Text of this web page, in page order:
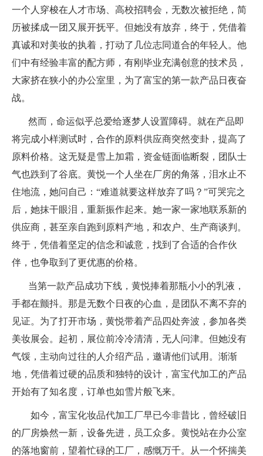
一个人穿梭在人才市场、高校招聘会，无数次被拒绝，简
历被揉成一团又展开抚平。但她没有放弃，终于，凭借着
真诚和对美妆的执着，打动了几位志同道合的年轻人。他
们中有经验丰富的配方师，有刚毕业充满创意的技术员，
大家挤在狭小的办公室里，为了富宝的第一款产品日夜奋
战。
然而，命运似乎总爱给逐梦人设置障碍。就在产品即
将完成小样测试时，合作的原料供应商突然变卦，提高了
原料价格。这无疑是雪上加霜，资金链面临断裂，团队士
气也跌到了谷底。黄悦一个人坐在厂房的角落，泪水止不
住地流，她问自己：“难道就要这样放弃了吗？”可哭完之
后，她抹干眼泪，重新振作起来。她一家一家地联系新的
供应商，甚至亲自跑到原料产地，和农户、生产商谈判。
终于，凭借着坚定的信念和诚意，找到了合适的合作伙
伴，也争取到了更优惠的价格。
当第一款产品成功下线，黄悦捧着那瓶小小的乳液，
手都在颤抖。那是无数个日夜的心血，是团队不离不弃的
见证。为了打开市场，黄悦带着产品四处奔波，参加各类
美妆展会。起初，展位前冷冷清清，无人问津。但她没有
气馁，主动向过往的人介绍产品，邀请他们试用。渐渐
地，凭借着过硬的品质和独特的设计，富宝代加工的产品
开始有了知名度，订单也如雪片般飞来。
如今，富宝化妆品代加工厂早已今非昔比，曾经破旧
的厂房焕然一新，设备先进，员工众多。黄悦站在办公室
的落地窗前，望着忙碌的工厂，感慨万千。从一个怀揣美